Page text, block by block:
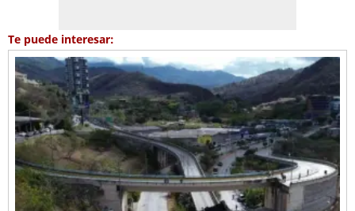
Te puede interesar: